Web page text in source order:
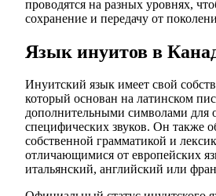
проводятся на разных уровнях,
сохранение и передачу от
Язык инуитов в
Инуитский язык имеет свой
который основан на латинском
дополнительными символами для
специфических звуков. Он также
собственной грамматикой и
отличающимися от европейских
итальянский, английский или